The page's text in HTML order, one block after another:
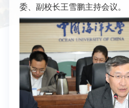
委、副校长王雪鹏主持会议。